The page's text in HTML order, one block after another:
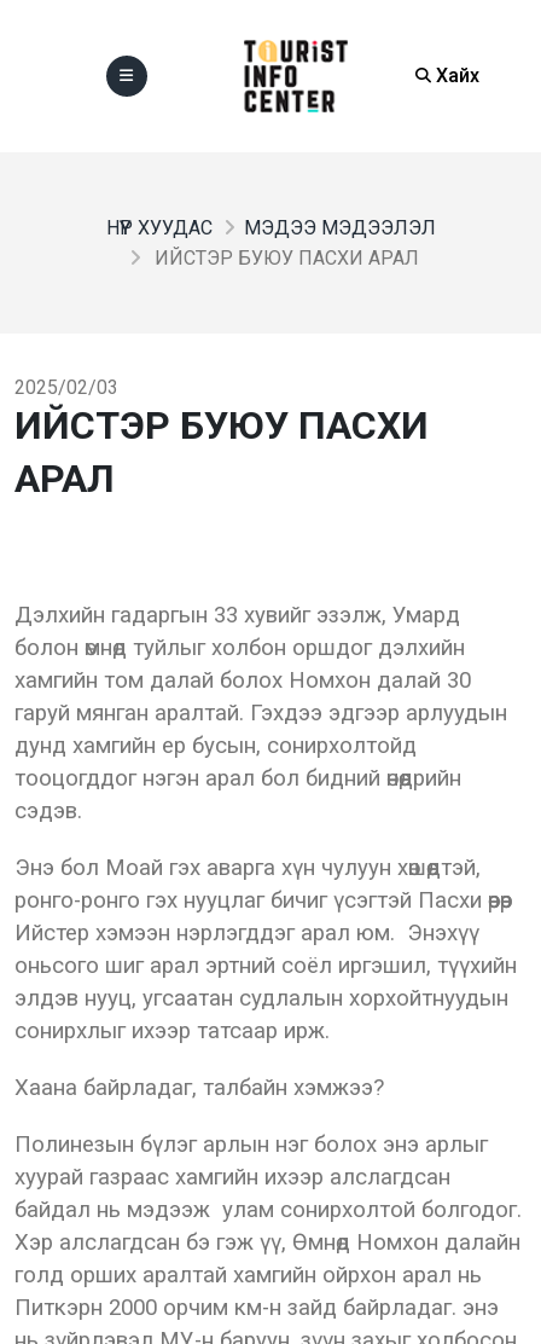
Хайх
НҮҮР ХУУДАС
МЭДЭЭ МЭДЭЭЛЭЛ
ИЙСТЭР БУЮУ ПАСХИ АРАЛ
2025/02/03
ИЙСТЭР БУЮУ ПАСХИ
АРАЛ
Дэлхийн гадаргын 33 хувийг эзэлж, Умард
болон өмнөд туйлыг холбон оршдог дэлхийн
хамгийн том далай болох Номхон далай 30
гаруй мянган аралтай. Гэхдээ эдгээр арлуудын
дунд хамгийн ер бусын, сонирхолтойд
тооцогддог нэгэн арал бол бидний өнөөдрийн
сэдэв.
Энэ бол Моай гэх аварга хүн чулуун хөшөөдтэй,
ронго-ронго гэх нууцлаг бичиг үсэгтэй Пасхи өөрөөр
Ийстер хэмээн нэрлэгддэг арал юм. Энэхүү
оньсого шиг арал эртний соёл иргэшил, түүхийн
элдэв нууц, угсаатан судлалын хорхойтнуудын
сонирхлыг ихээр татсаар ирж.
Хаана байрладаг, талбайн хэмжээ?
Полинезын бүлэг арлын нэг болох энэ арлыг
хуурай газраас хамгийн ихээр алслагдсан
байдал нь мэдээж улам сонирхолтой болгодог.
Хэр алслагдсан бэ гэж үү, Өмнөд Номхон далайн
голд орших аралтай хамгийн ойрхон арал нь
Питкэрн 2000 орчим км-н зайд байрладаг. энэ